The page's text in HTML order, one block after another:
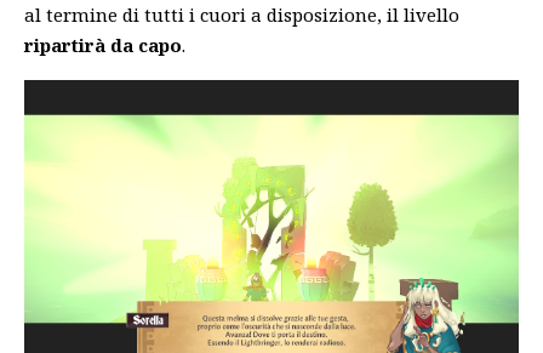
al termine di tutti i cuori a disposizione, il livello
ripartirà da capo.